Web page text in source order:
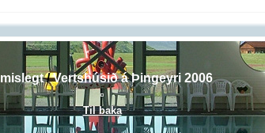
/Vertshúsið á Þingeyri 2006
Til baka